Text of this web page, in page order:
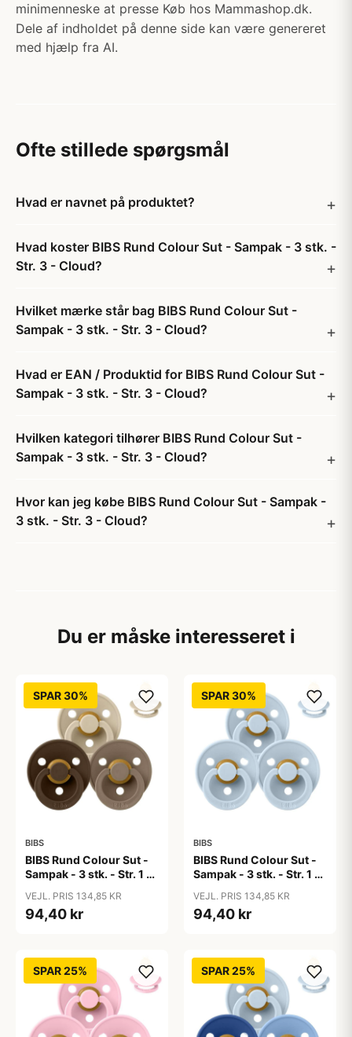
minimenneske at presse Køb hos Mammashop.dk.
Dele af indholdet på denne side kan være genereret
med hjælp fra AI.
Ofte stillede spørgsmål
Hvad er navnet på produktet?
Hvad koster BIBS Rund Colour Sut - Sampak - 3 stk. -
Str. 3 - Cloud?
Hvilket mærke står bag BIBS Rund Colour Sut -
Sampak - 3 stk. - Str. 3 - Cloud?
Hvad er EAN / Produktid for BIBS Rund Colour Sut -
Sampak - 3 stk. - Str. 3 - Cloud?
Hvilken kategori tilhører BIBS Rund Colour Sut -
Sampak - 3 stk. - Str. 3 - Cloud?
Hvor kan jeg købe BIBS Rund Colour Sut - Sampak -
3 stk. - Str. 3 - Cloud?
Du er måske interesseret i
SPAR 30%
BIBS
BIBS Rund Colour Sut -
Sampak - 3 stk. - Str. 1 -
VEJL. PRIS 134,85 KR
94,40 kr
SPAR 30%
BIBS
BIBS Rund Colour Sut -
Sampak - 3 stk. - Str. 1 -
VEJL. PRIS 134,85 KR
94,40 kr
SPAR 25% SPAR 25%